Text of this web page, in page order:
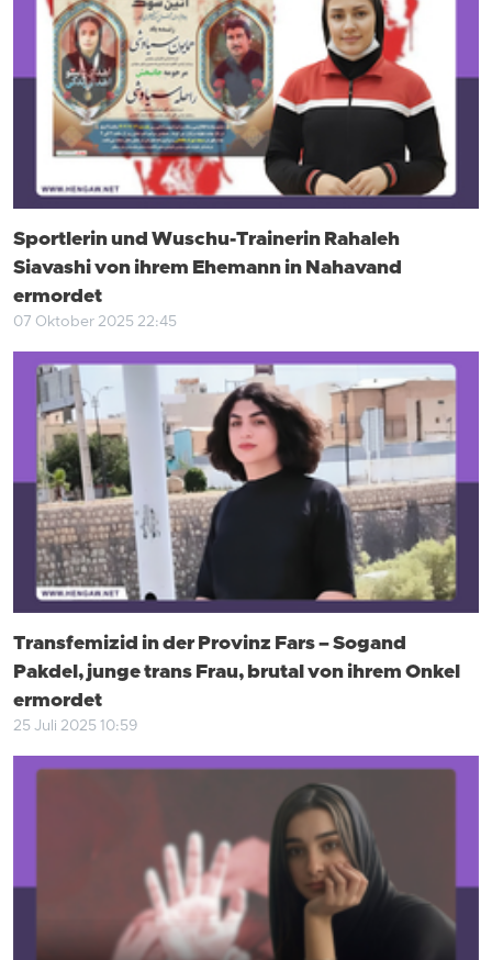
Sportlerin und Wuschu-Trainerin Rahaleh
Siavashi von ihrem Ehemann in Nahavand
ermordet
07 Oktober 2025 22:45
Transfemizid in der Provinz Fars – Sogand
Pakdel, junge trans Frau, brutal von ihrem Onkel
ermordet
25 Juli 2025 10:59